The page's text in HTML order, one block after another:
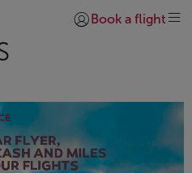
gitGiriş yap | Katıl)
Book a flight